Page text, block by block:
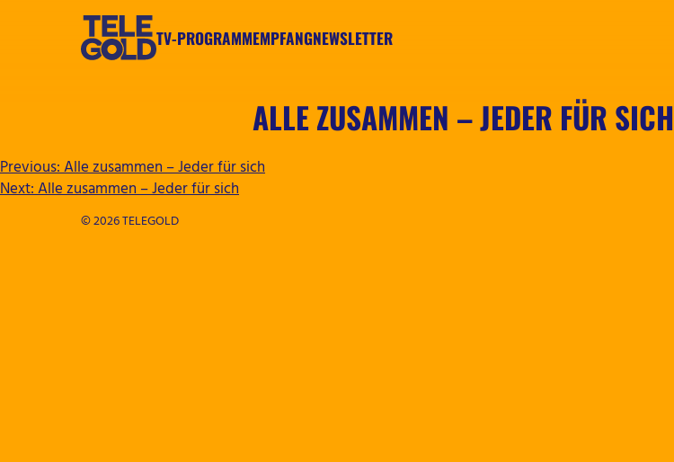
TV-PROGRAMMEMPFANGNEWSLETTER
ALLE ZUSAMMEN – JEDER FÜR SICH
BEITRAGSNAVIGATION
Previous:Alle zusammen – Jeder für sich
Next:Alle zusammen – Jeder für sich
© 2026 TELEGOLD